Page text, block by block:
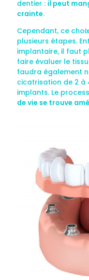
dentier : il peut
crainte.
Cependant, ce
plusieurs étapes.
implantaire, il faut
faire évaluer le
faudra également
cicatrisation de 2 à
implants. Le
de vie se trouve